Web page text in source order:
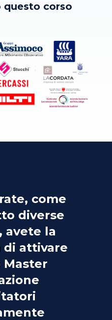
questo corso
come
diverse
avete la
di attivare
Master